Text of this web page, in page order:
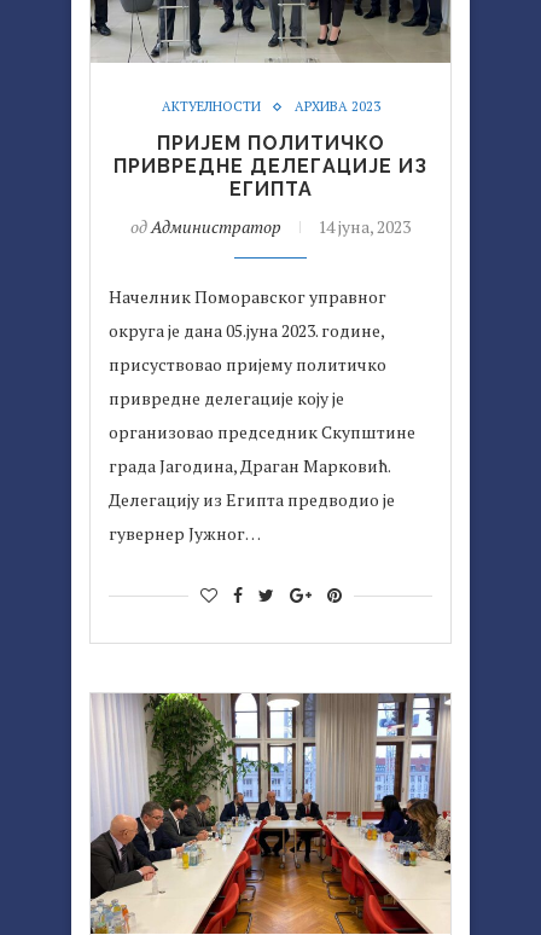
АКТУЕЛНОСТИ АРХИВА 2023
ПРИЈЕМ ПОЛИТИЧКО
ПРИВРЕДНЕ ДЕЛЕГАЦИЈЕ ИЗ
ЕГИПТА
одАдминистратор 14 јуна, 2023
Начелник Поморавског управног
округа је дана 05.јуна 2023. године,
присуствовао пријему политичко
привредне делегације коју је
организовао председник Скупштине
града Јагодина, Драган Марковић.
Делегацију из Египта предводио је
гувернер Јужног…